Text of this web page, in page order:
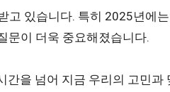
고 있습니다. 특히 2025년에
문이 더욱 중요해졌습니다.
간을 넘어 지금 우리의 고민과